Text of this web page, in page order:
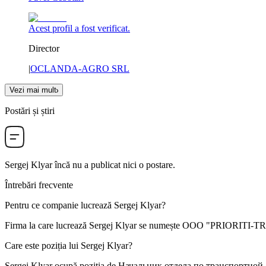
Acest profil a fost verificat.
Director
|OCLANDA-AGRO SRL
Vezi mai mult
Postări și știri
Sergej Klyarîncă nu a publicat nici o postare.
Întrebări frecvente
Pentru ce companie lucrează Sergej Klyar?
Firma la care lucrează Sergej Klyar se numește OOO "PRIORITI-
Care este poziția lui Sergej Klyar?